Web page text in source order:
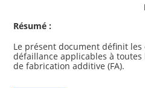
Résumé :
Le présent document définit
défaillance applicables à toutes
de fabrication additive (FA).